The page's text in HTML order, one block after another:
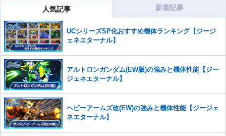
また、過度な利用規約の違反や、弊社に損害の及ぶ内容の書き込みがあ
った場合は、法的措置をとらせていただく場合もございますので、あら
かじめご理解くださいませ。
人気記事 新着記事
UCシリーズSP化おすすめ機体ランキング【ジージ
ェネエターナル】
アルトロンガンダム(EW版)の強みと機体性能【ジー
ジェネエターナル】
ヘビーアームズ改(EW)の強みと機体性能【ジージェ
ネエターナル】